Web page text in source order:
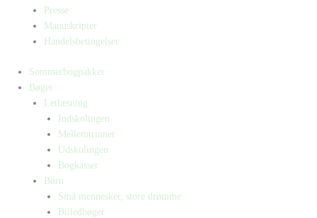
Presse
Manuskripter
Handelsbetingelser
Sommerbogpakker
Bøger
Letlæsning
Indskolingen
Mellemtrinnet
Udskolingen
Bogkasser
Børn
Små mennesker, store drømme
Billedbøger